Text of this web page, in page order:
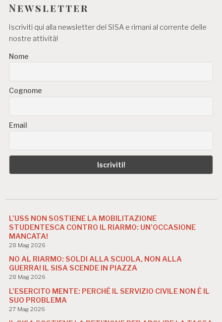
Newsletter
Iscriviti qui alla newsletter del SISA e rimani al corrente delle
nostre attività!
Nome
Cognome
Email
L’USS NON SOSTIENE LA MOBILITAZIONE
STUDENTESCA CONTRO IL RIARMO: UN’OCCASIONE
MANCATA!
28 Mag 2026
NO AL RIARMO: SOLDI ALLA SCUOLA, NON ALLA
GUERRA! IL SISA SCENDE IN PIAZZA
28 Mag 2026
L’ESERCITO MENTE: PERCHÉ IL SERVIZIO CIVILE NON È IL
SUO PROBLEMA
27 Mag 2026